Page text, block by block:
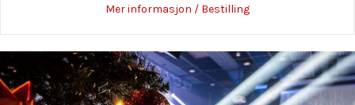
Mer informasjon / Bestillingabout